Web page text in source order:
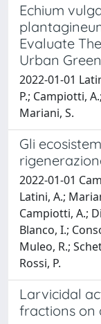
Echium
Evaluate
Urban
2022-01-01
P.; Campiotti,
Mariani, S.
Gli
2022-01-01
Latini, A.;
Campiotti, A.;
Blanco, I.;
Muleo, R.;
Rossi, P.
Larvicidal
fractions on